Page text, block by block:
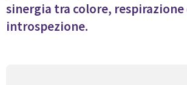
sinergia tra colore, respirazione
introspezione.